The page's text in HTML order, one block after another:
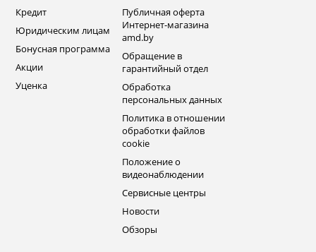
Кредит
Юридическим лицам
Бонусная программа
Акции
Уценка
Публичная оферта
Интернет-магазина
amd.by
Обращение в
гарантийный отдел
Обработка
персональных данных
Политика в отношении
обработки файлов
cookie
Положение о
видеонаблюдении
Сервисные центры
Новости
Обзоры